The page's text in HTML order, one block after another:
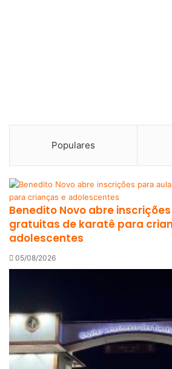
Populares
Benedito Novo abre
gratuitas de karatê para
adolescentes
05/08/2026